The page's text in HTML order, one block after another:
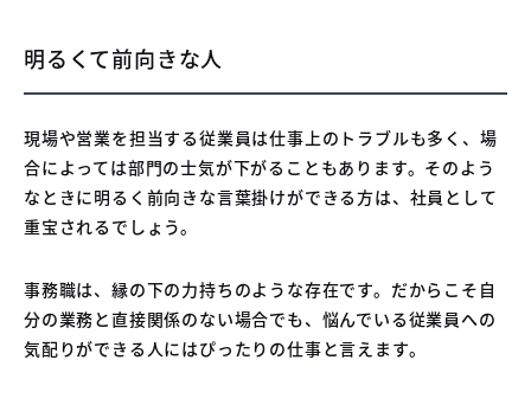
明るくて前向きな人
現場や営業を担当する従業員は仕事上のトラブルも多く、場
合によっては部門の士気が下がることもあります。そのよう
なときに明るく前向きな言葉掛けができる方は、社員として
重宝されるでしょう。
事務職は、縁の下の力持ちのような存在です。だからこそ自
分の業務と直接関係のない場合でも、悩んでいる従業員への
気配りができる人にはぴったりの仕事と言えます。